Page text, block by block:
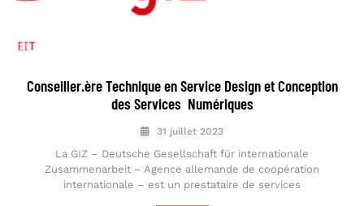
Conseiller.ère Technique en Service Design et Conception
des Services Numériques
31 juillet 2023
La GIZ – Deutsche Gesellschaft für internationale
Zusammenarbeit – Agence allemande de coopération
internationale – est un prestataire de services